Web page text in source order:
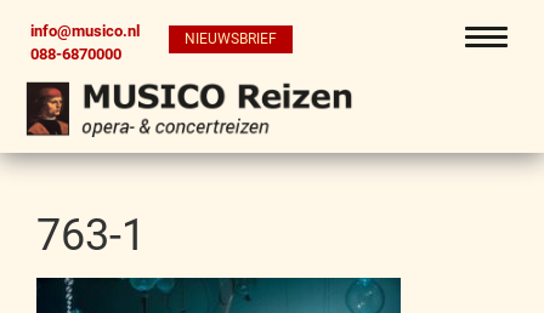
info@musico.nl
088-6870000
NIEUWSBRIEF
763-1